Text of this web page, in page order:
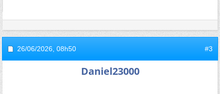
26/06/2026, 08h50 #3
Daniel23000